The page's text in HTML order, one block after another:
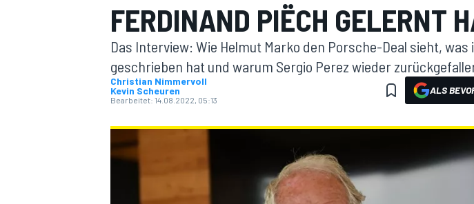
FERDINAND PIËCH GELERNT
Das Interview: Wie Helmut Marko den Porsche-Deal sieht,
geschrieben hat und warum Sergio Perez wieder
Christian Nimmervoll
Kevin Scheuren
Bearbeitet: 14.08.2022, 05:13
ALS